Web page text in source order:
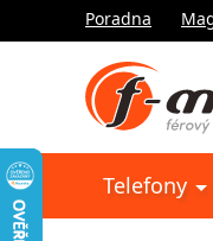
Poradna
Telefony